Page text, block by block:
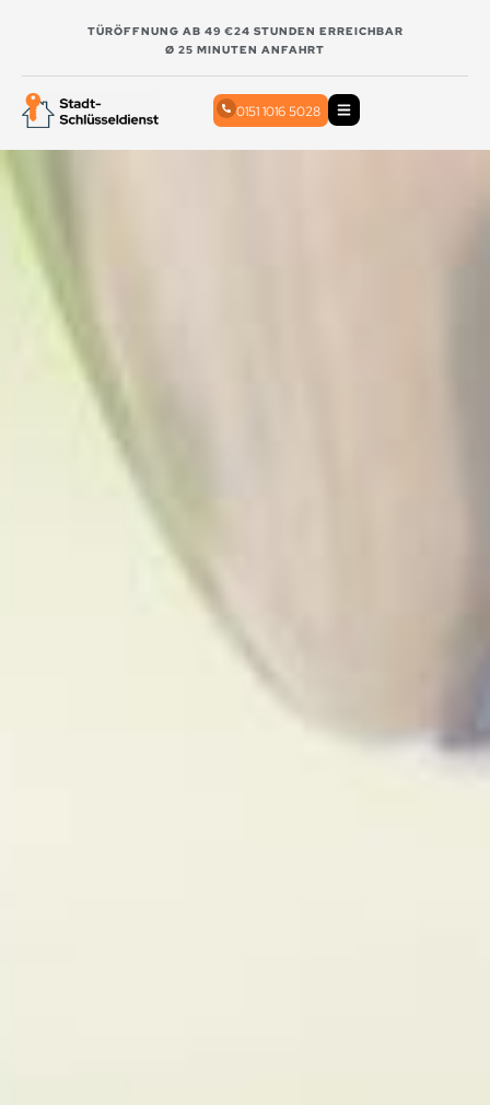
TÜRÖFFNUNG AB 49 €24 STUNDEN ERREICHBAR
Ø 25 MINUTEN ANFAHRT
0151 1016 5028